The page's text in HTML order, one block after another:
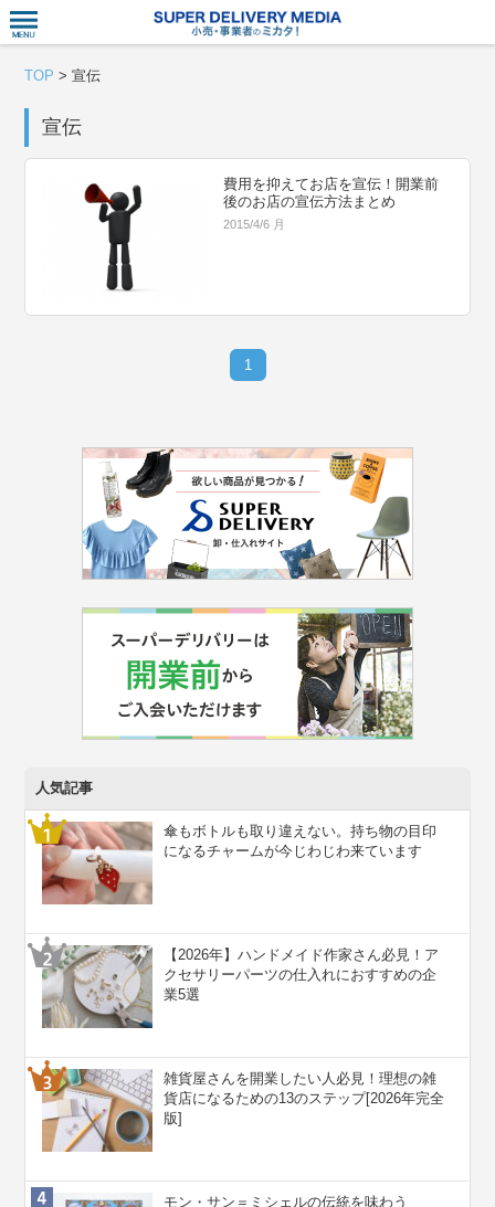
TOP >宣伝
宣伝
費用を抑えてお店を宣伝！開業前
後のお店の宣伝方法まとめ
2015/4/6 月
1
人気記事
傘もボトルも取り違えない。持ち物の目印
になるチャームが今じわじわ来ています
【2026年】ハンドメイド作家さん必見！ア
クセサリーパーツの仕入れにおすすめの企
業5選
雑貨屋さんを開業したい人必見！理想の雑
貨店になるための13のステップ[2026年完全
版]
モン・サン＝ミシェルの伝統を味わう